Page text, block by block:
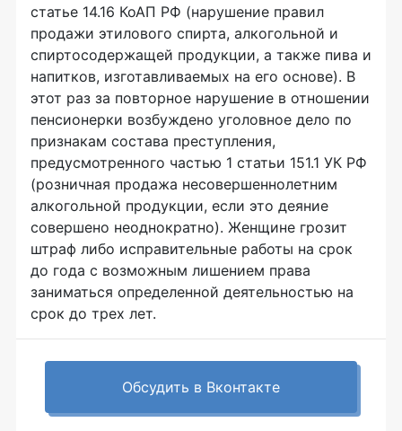
статье 14.16 КоАП РФ (нарушение правил
продажи этилового спирта, алкогольной и
спиртосодержащей продукции, а также пива и
напитков, изготавливаемых на его основе). В
этот раз за повторное нарушение в отношении
пенсионерки возбуждено уголовное дело по
признакам состава преступления,
предусмотренного частью 1 статьи 151.1 УК РФ
(розничная продажа несовершеннолетним
алкогольной продукции, если это деяние
совершено неоднократно). Женщине грозит
штраф либо исправительные работы на срок
до года с возможным лишением права
заниматься определенной деятельностью на
срок до трех лет.
Обсудить в Вконтакте